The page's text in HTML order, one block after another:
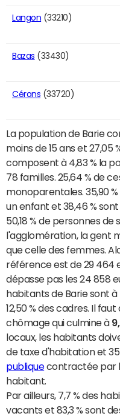
Langon (33210)
Bazas (33430)
Cérons (33720)
La population de Barie
moins de 15 ans et 27,05
composent à 4,83 % la
78 familles. 25,64 % de
monoparentales. 35,90
un enfant et 38,46 %
50,18 % de personnes de
l'agglomération, la gent
que celle des femmes.
référence est de 29 464
dépasse pas les 24 858
habitants de Barie sont à
12,50 % des cadres. Il
chômage qui culmine à
locaux, les habitants
de taxe d'habitation et
publiquecontractée par
habitant.
Par ailleurs, 7,7 % des
vacants et 83,3 % sont